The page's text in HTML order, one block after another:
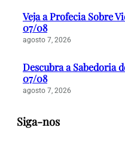
Veja a Profecia Sobre
07/08
agosto 7, 2026
Descubra a Sabedoria
07/08
agosto 7, 2026
Siga-nos